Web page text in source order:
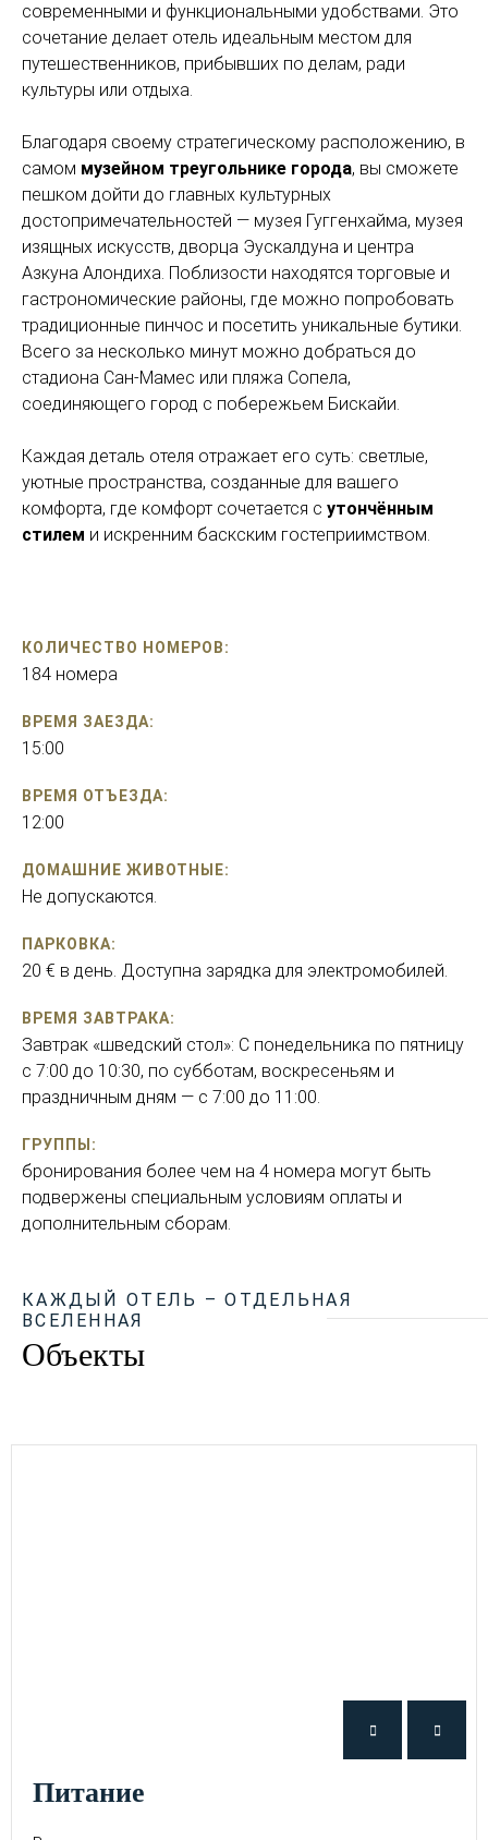
современными и функциональными удобствами. Это
сочетание делает отель идеальным местом для
путешественников, прибывших по делам, ради
культуры или отдыха.
Благодаря своему стратегическому расположению, в
самом музейном треугольнике города, вы сможете
пешком дойти до главных культурных
достопримечательностей — музея Гуггенхайма, музея
изящных искусств, дворца Эускалдуна и центра
Азкуна Алондиха. Поблизости находятся торговые и
гастрономические районы, где можно попробовать
традиционные пинчос и посетить уникальные бутики.
Всего за несколько минут можно добраться до
стадиона Сан-Мамес или пляжа Сопела,
соединяющего город с побережьем Бискайи.
Каждая деталь отеля отражает его суть: светлые,
уютные пространства, созданные для вашего
комфорта, где комфорт сочетается с утончённым
стилем и искренним баскским гостеприимством.
КОЛИЧЕСТВО НОМЕРОВ:
184 номера
ВРЕМЯ ЗАЕЗДА:
15:00
ВРЕМЯ ОТЪЕЗДА:
12:00
ДОМАШНИЕ ЖИВОТНЫЕ:
Не допускаются.
ПАРКОВКА:
20 € в день. Доступна зарядка для электромобилей.
ВРЕМЯ ЗАВТРАКА:
Завтрак «шведский стол»: С понедельника по пятницу
с 7:00 до 10:30, по субботам, воскресеньям и
праздничным дням — с 7:00 до 11:00.
ГРУППЫ:
бронирования более чем на 4 номера могут быть
подвержены специальным условиям оплаты и
дополнительным сборам.
КАЖДЫЙ ОТЕЛЬ – ОТДЕЛЬНАЯ
ВСЕЛЕННАЯ
Объекты
питание